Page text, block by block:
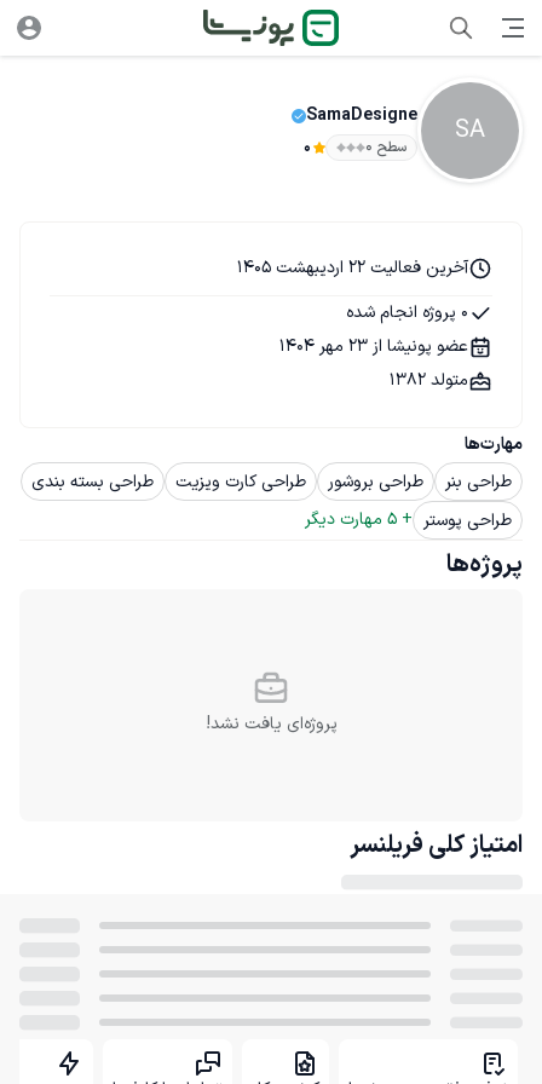
SA
SamaDesigne
سطح ۰ 0
مهارت‌ها
طراحی بنر
طراحی بروشور طراحی کارت ویزیت
طراحی بسته بندی
طراحی پوستر +
5 مهارت دیگر
آخرین فعالیت 22 اردیبهشت 1405
0 پروژه انجام شده
عضو پونیشا از 23 مهر 1404
متولد 1382
پروژه‌ها
پروژه‌ای یافت نشد!
امتیاز کلی فریلنسر